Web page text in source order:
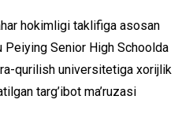
hokimligi taklifiga asosan
Peiying Senior High Schoolda
qurilish universitetiga xorijlik
targ’ibot ma’ruzasi